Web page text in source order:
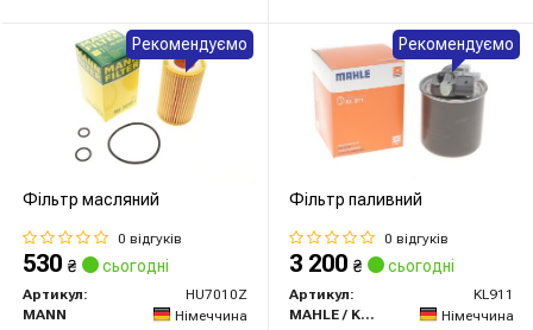
Фільтр масляний
0 відгуків
530 ₴ сьогодні
Артикул:
HU7010Z
MANN
Німеччина
Рекомендуємо
Фільтр паливний
0 відгуків
3 200 ₴ сьогодні
Артикул:
KL911
MAHLE / KNECHT
Німеччина
Рекомендуємо